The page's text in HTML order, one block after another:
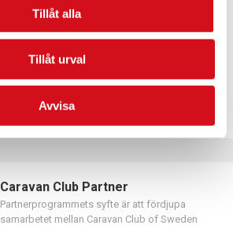
Tillåt alla
Tillåt urval
Avvisa
Caravan Club Partner
Partnerprogrammets syfte är att fördjupa
samarbetet mellan Caravan Club of Sweden